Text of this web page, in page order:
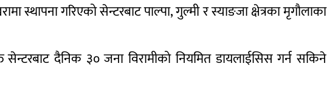
स्थापना गरिएको सेन्टरबाट पाल्पा, गुल्मी र स्याङजा क्षेत्रका मृगौलाका
दैनिक ३० जना विरामीको नियमित डायलाईसिस गर्न सकिने